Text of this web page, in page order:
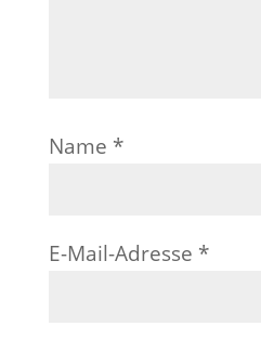
Name *
E-Mail-Adresse *